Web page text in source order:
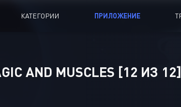
КАТЕГОРИИ ПРИЛОЖЕНИЕ
Авторизация
AND MUSCLES [12 ИЗ 12]